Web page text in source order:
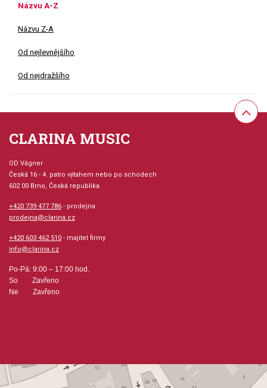
Názvu A-Z
Názvu Z-A
Od nejlevnějšího
Od nejdražšího
CLARINA MUSIC
OD Vágner
Česká 16 - 4. patro výtahem nebo po schodech
602 00 Brno, Česká republika
+420 739 477 786 - prodejna
prodejna@clarina.cz
+420 603 462 510 - majitel firmy
info@clarina.cz
Po-Pá: 9:00 – 17:00 hod.
So Zavřeno
Ne Zavřeno